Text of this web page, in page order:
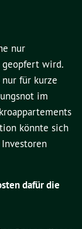
nur
wird.
nur für kurze
im
könnte sich
dafür die